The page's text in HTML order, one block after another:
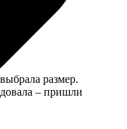
размер.
– пришли